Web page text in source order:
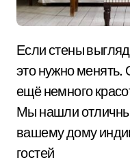
Если стены выглядят скучными и безликими,
это нужно менять.
ещё немного
Мы нашли
вашему дому
гостей